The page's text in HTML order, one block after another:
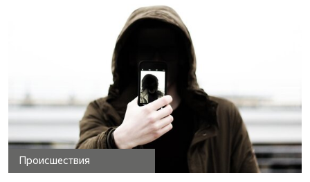
Происшествия